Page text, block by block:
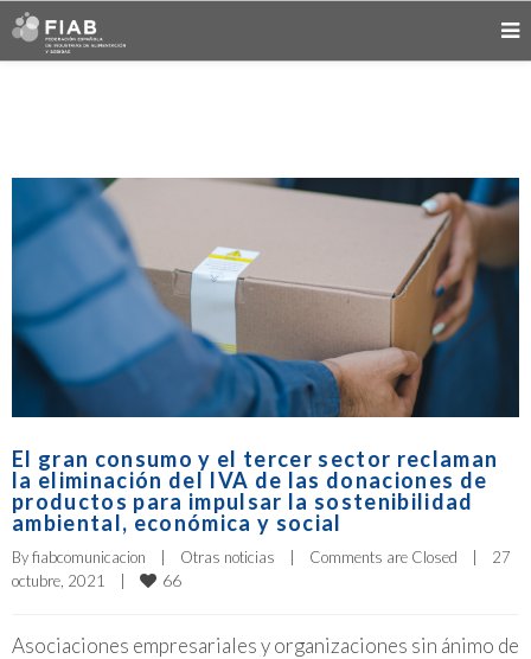
El gran consumo y el tercer sector reclaman
la eliminación del IVA de las donaciones de
productos para impulsar la sostenibilidad
ambiental, económica y social
By fiabcomunicacion Otras noticias Comments are Closed
27
octubre, 2021
66
Asociaciones empresariales y organizaciones sin ánimo de